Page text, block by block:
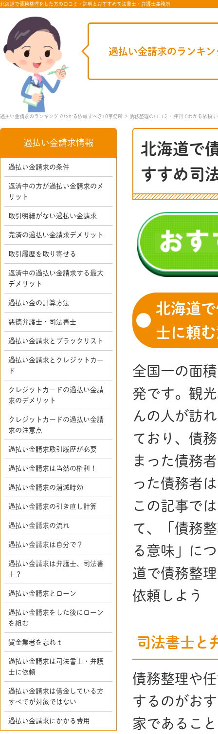
北海道で債務整理をした方の口コミ・評判とおすすめ司法書士・弁護士事務所
過払い金請求のランキ
過払い金請求のランキングでわかる依頼すべき10事務所 債務整理の口コミ・評判でわかる依頼
北海道で
すすめ司
北海道
士に頼
全国一の面
発です。観
んの人が訪
ており、債
まった債務
った債務者
この記事で
て、「債務
る意味」に
道で債務整
依頼しよう
司法書士と
債務整理や
するのがお
家であるこ
過払い金請求情報
過払い金請求の条件
返済中の方が過払い金請求のメ
リット
取引明細がない過払い金請求
完済の過払い金請求デメリット
取引履歴を取り寄せる
返済中の過払い金請求する最大
デメリット
過払い金の計算方法
悪徳弁護士・司法書士
過払い金請求とブラックリスト
過払い金請求とクレジットカー
ド
クレジットカードの過払い金請
求のデメリット
クレジットカードの過払い金請
求の注意点
過払い金請求取引履歴が必要
過払い金請求は当然の権利！
過払い金請求の消滅時効
過払い金請求の引き直し計算
過払い金請求の流れ
過払い金請求は自分で？
過払い金請求は弁護士、司法書
士？
過払い金請求とローン
過払い金請求をした後にローン
を組む
貸金業者を忘れｔ
過払い金請求は司法書士・弁護
士に依頼
過払い金請求は借金している方
すべてが対象ではない
過払い金請求にかかる費用